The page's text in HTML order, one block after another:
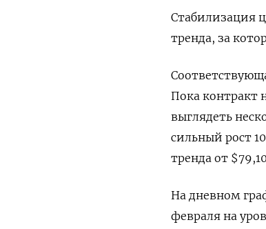
Стабилизация
тренда, за
Пока контракт
выглядеть
сильный рост
тренда от
На дневном
февраля на